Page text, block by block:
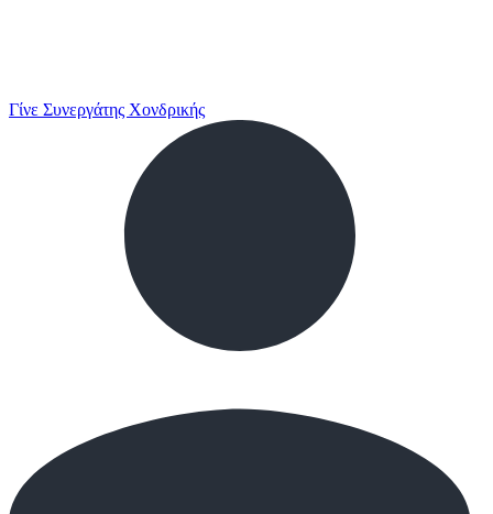
Γίνε Συνεργάτης Χονδρικής